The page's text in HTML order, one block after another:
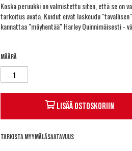
Koska peruukki on valmistettu siten, että se on
tarkoitus avata. Kuidut eivät laskeudu
kannattaa "möyhentää" Harley Quinnimäisesti -
Määrä
Lisää ostoskoriin
Tarkista myymäläsaatavuus